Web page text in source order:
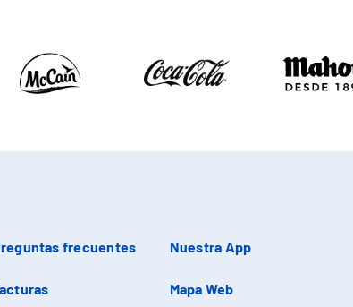
frecuentes Nuestra App
Mapa Web